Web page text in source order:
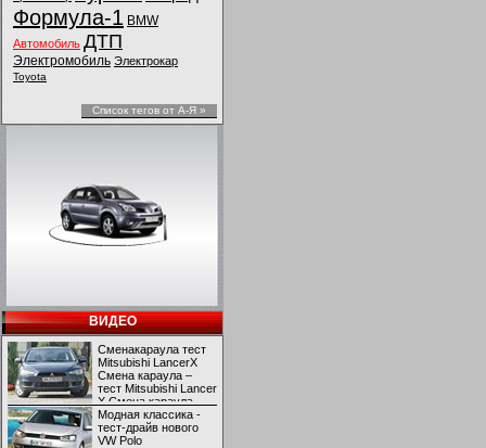
Формула-1 BMW
Автомобиль ДТП
Электромобиль Электрокар
Toyota
Список тегов от А-Я »
ВИДЕО
Сменакараула тест
Mitsubishi LancerX
Смена караула –
тест Mitsubishi Lancer
X Смена караула –
тест Mitsubishi Lancer
X
Модная классика -
тест-драйв нового
VW Polo